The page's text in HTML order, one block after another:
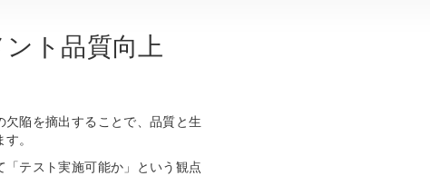
ト品質向上
欠陥を摘出することで、品質と生
。
「テスト実施可能か」という観点